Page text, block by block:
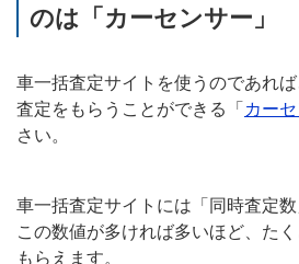
のは「カーセンサー」
車一括査定サイトを使うのであれ
査定をもらうことができる「 カー
さい。
車一括査定サイトには「同時査定数
この数値が多ければ多いほど、た
もらえます。